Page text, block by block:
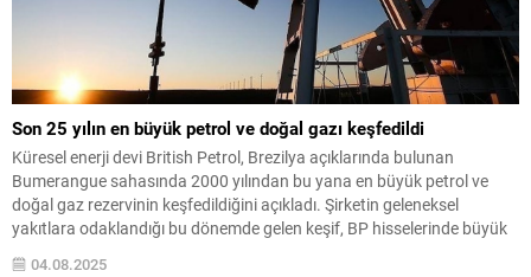
Son 25 yılın en büyük petrol ve doğal gazı keşfedildi
Küresel enerji devi British Petrol, Brezilya açıklarında bulunan
Bumerangue sahasında 2000 yılından bu yana en büyük petrol ve
doğal gaz rezervinin keşfedildiğini açıkladı. Şirketin geleneksel
yakıtlara odaklandığı bu dönemde gelen keşif, BP hisselerinde büyük
bir yükseliş yaşanmasına neden oldu.
04.08.2025